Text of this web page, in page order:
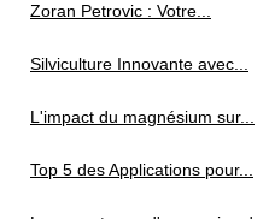
Zoran Petrovic : Votre...
Silviculture Innovante avec...
L'impact du magnésium sur...
Top 5 des Applications pour...